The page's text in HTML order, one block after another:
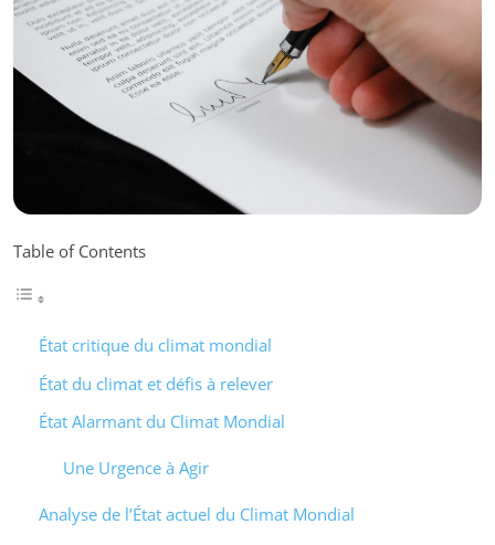
Table of Contents
État critique du climat mondial
État du climat et défis à relever
État Alarmant du Climat Mondial
Une Urgence à Agir
Analyse de l’État actuel du Climat Mondial